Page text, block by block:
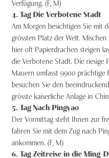
Verfügung. (F, M)
4. Tag Die Verbotene Stadt
Am Morgen besichtigen Sie mit
grössten Platz der Welt.
hier oft Papierdrachen steigen
die Verbotene Stadt. Die riesige
Mauern umfasst 9900 prächtige
besuchen Sie den
grösste kaiserliche Anlage in
5. TagNach Pingyao
Der Vormittag steht Ihnen zur
fahren Sie mit dem Zug nach
ankommen. (F, M)
6. TagZeitreise in die Ming-